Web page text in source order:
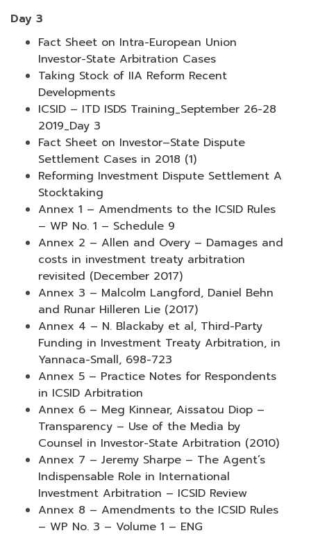
Day 3
Fact Sheet on Intra-European Union
Investor-State Arbitration Cases
Taking Stock of IIA Reform Recent
Developments
ICSID – ITD ISDS Training_September 26-28
2019_Day 3
Fact Sheet on Investor–State Dispute
Settlement Cases in 2018 (1)
Reforming Investment Dispute Settlement A
Stocktaking
Annex 1 – Amendments to the ICSID Rules
– WP No. 1 – Schedule 9
Annex 2 – Allen and Overy – Damages and
costs in investment treaty arbitration
revisited (December 2017)
Annex 3 – Malcolm Langford, Daniel Behn
and Runar Hilleren Lie (2017)
Annex 4 – N. Blackaby et al, Third-Party
Funding in Investment Treaty Arbitration, in
Yannaca-Small, 698-723
Annex 5 – Practice Notes for Respondents
in ICSID Arbitration
Annex 6 – Meg Kinnear, Aissatou Diop –
Transparency – Use of the Media by
Counsel in Investor-State Arbitration (2010)
Annex 7 – Jeremy Sharpe – The Agent’s
Indispensable Role in International
Investment Arbitration – ICSID Review
Annex 8 – Amendments to the ICSID Rules
– WP No. 3 – Volume 1 – ENG